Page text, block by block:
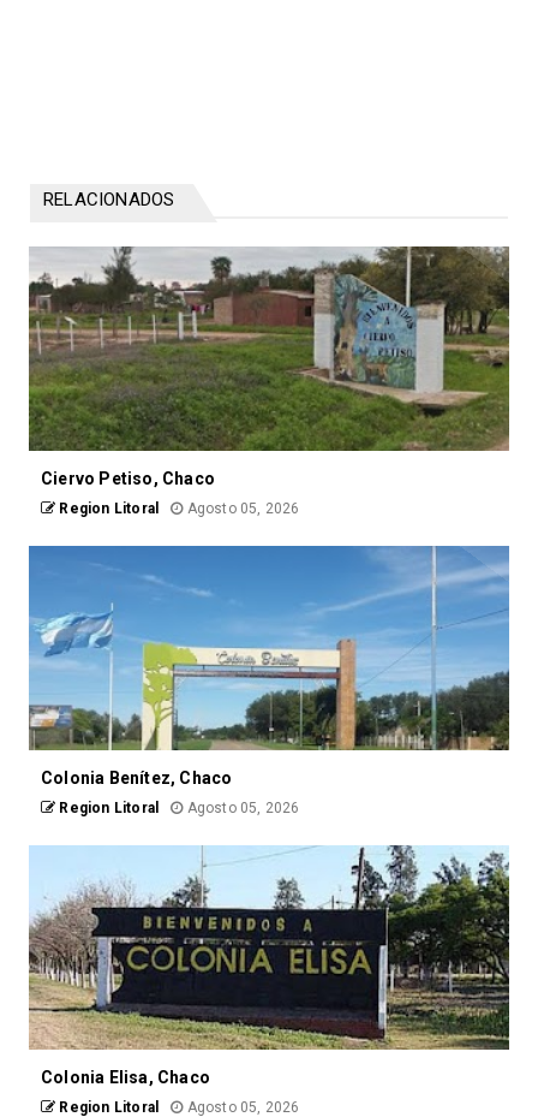
RELACIONADOS
Ciervo Petiso, Chaco
Region Litoral Agosto 05, 2026
Colonia Benítez, Chaco
Region Litoral Agosto 05, 2026
Colonia Elisa, Chaco
Region Litoral Agosto 05, 2026